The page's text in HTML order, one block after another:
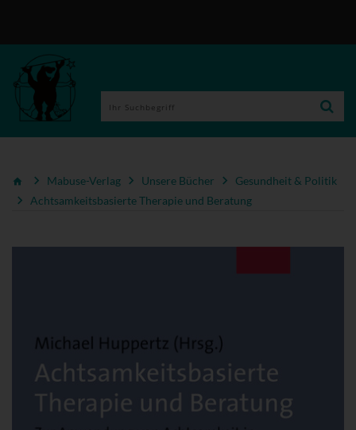
Mabuse-Verlag Unsere Bücher
Gesundheit & Politik
Achtsamkeitsbasierte Therapie und Beratung